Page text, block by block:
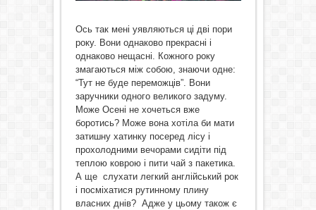
Ось так мені уявляються ці дві пори
року. Вони однаково прекрасні і
однаково нещасні. Кожного року
змагаються між собою, знаючи одне:
“Тут не буде переможців”. Вони
заручники одного великого задуму.
Може Осені не хочеться вже
боротись? Може вона хотіла би мати
затишну хатинку посеред лісу і
прохолодними вечорами сидіти під
теплою коврою і пити чай з пакетика.
А ще слухати легкий англійський рок
і посміхатися рутинному плину
власних днів? Адже у цьому також є